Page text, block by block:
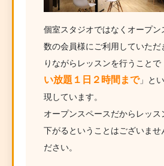
個室スタジオではなくオープン
数の会員様にご利用していただ
りながらレッスンを行うことで
い放題１日２時間まで」と
現しています。
オープンスペースだからレッ
下がるということはございませ
ださい。